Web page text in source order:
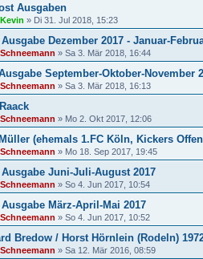
Ausgaben
Kevin » Di 31. Jul 2018, 15:23
Dezember 2017 - Januar-
Schneemann » Sa 3. Mär 2018, 16:44
September-Oktober-November
Schneemann » Sa 3. Mär 2018, 16:13
Schneemann » Mo 2. Okt 2017, 12:06
(ehemals 1.FC Köln, Kickers
Schneemann » Mo 18. Sep 2017, 19:45
Ausgabe Juni-Juli-August 2017
Schneemann » So 4. Jun 2017, 10:54
März-April-Mai 2017
Schneemann » So 4. Jun 2017, 10:52
Bredow / Horst Hörnlein (Rodeln)
Schneemann » Sa 12. Mär 2016, 08:59